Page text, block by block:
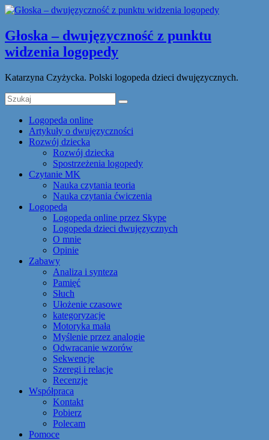
Głoska – dwujęzyczność z punktu
widzenia logopedy
Katarzyna Czyżycka. Polski logopeda dzieci dwujęzycznych.
Logopeda online
Artykuły o dwujęzyczności
Rozwój dziecka
Rozwój dziecka
Spostrzeżenia logopedy
Czytanie MK
Nauka czytania teoria
Nauka czytania ćwiczenia
Logopeda
Logopeda online przez Skype
Logopeda dzieci dwujęzycznych
O mnie
Opinie
Zabawy
Analiza i synteza
Pamięć
Słuch
Ułożenie czasowe
kategoryzacje
Motoryka mała
Myślenie przez analogie
Odwracanie wzorów
Sekwencje
Szeregi i relacje
Recenzje
Współpraca
Kontakt
Pobierz
Polecam
Pomoce